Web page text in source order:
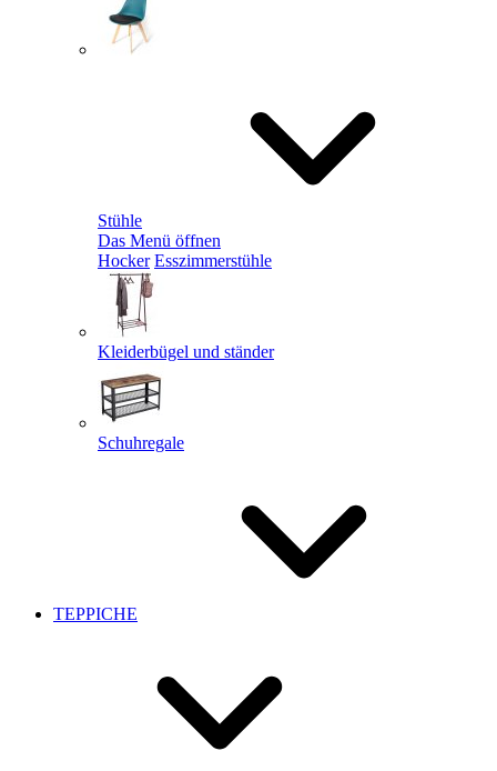
Stühle
Das Menü öffnen
Hocker Esszimmerstühle
Kleiderbügel und ständer
Schuhregale
TEPPICHE